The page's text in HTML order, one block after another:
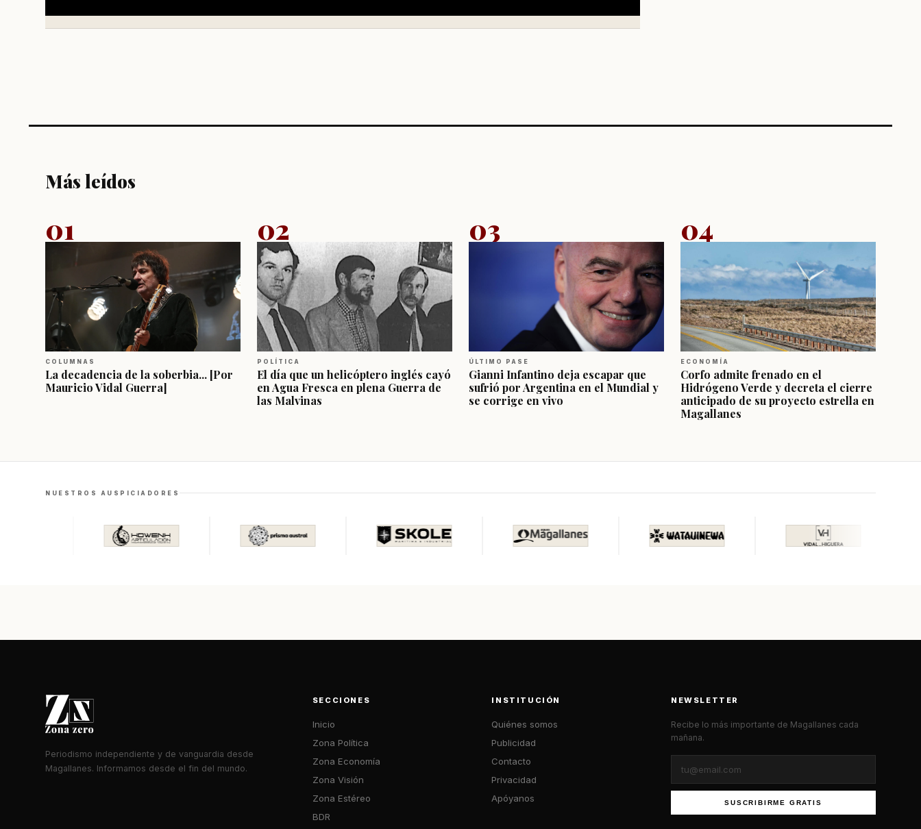
Más leídos
01
COLUMNAS
La decadencia de la soberbia... [Por
Mauricio Vidal Guerra]
02
POLÍTICA
El día que un helicóptero inglés cayó
en Agua Fresca en plena Guerra de
las Malvinas
03
ÚLTIMO PASE
Gianni Infantino deja escapar que
sufrió por Argentina en el Mundial y
se corrige en vivo
04
ECONOMÍA
Corfo admite frenado en el
Hidrógeno Verde y decreta el cierre
anticipado de su proyecto estrella en
Magallanes
NUESTROS AUSPICIADORES
Periodismo independiente y de vanguardia desde
Magallanes. Informamos desde el fin del mundo.
SECCIONES
Inicio
Zona Política
Zona Economía
Zona Visión
Zona Estéreo
BDR
INSTITUCIÓN
Quiénes somos
Publicidad
Contacto
Privacidad
Apóyanos
NEWSLETTER
Recibe lo más importante de Magallanes cada
mañana.
SUSCRIBIRME GRATIS